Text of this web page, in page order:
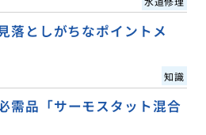
落としがちなポイントメ
知識
需品「サーモスタット混合